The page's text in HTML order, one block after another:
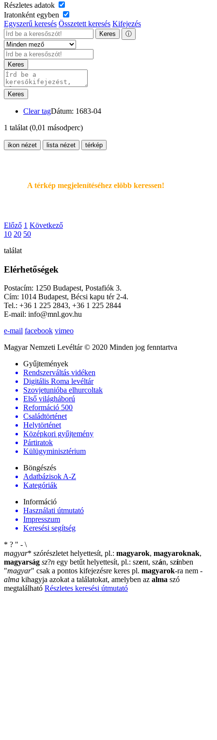
Részletes adatok
Iratonként egyben
Egyszerű keresés Összetett keresés Kifejezés
Keres ⓘ
Keres
Keres
Clear tagDátum: 1683-04
1 találat (0,01 másodperc)
ikon nézet lista nézet térkép
A térkép megjelenítéséhez elöbb keressen!
Előző 1 Következő
10 20 50
találat
Elérhetőségek
Postacím: 1250 Budapest, Postafiók 3.
Cím: 1014 Budapest, Bécsi kapu tér 2-4.
Tel.: +36 1 225 2843, +36 1 225 2844
E-mail: info@mnl.gov.hu
e-mail facebook vimeo
Magyar Nemzeti Levéltár © 2020 Minden jog fenntartva
Gyűjtemények
Rendszerváltás vidéken
Digitális Roma levéltár
Szovjetunióba elhurcoltak
Első világháború
Reformáció 500
Családtörténet
Helytörténet
Középkori gyűjtemény
Pártiratok
Külügyminisztérium
Böngészés
Adatbázisok A-Z
Kategóriák
Információ
Használati útmutató
Impresszum
Keresési segítség
* ? " - \
magyar* szórészletet helyettesít, pl.: magyarok, magyaroknak,
magyarság sz?n egy betűt helyettesít, pl.: szent, szán, színben
"magyar" csak a pontos kifejezésre keres pl. magyarok-ra nem -
alma kihagyja azokat a találatokat, amelyben az alma szó
megtalálható Részletes keresési útmutató